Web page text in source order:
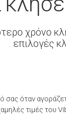
χρόνο
επιλογές
όταν
τιμές του